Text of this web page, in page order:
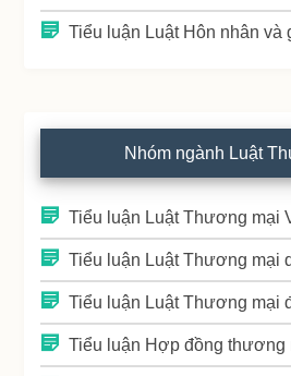
Tiểu luận Luật Hôn nhân và
Nhóm ngành Luật
Tiểu luận Luật Thương mại
Tiểu luận Luật Thương mại
Tiểu luận Luật Thương mại
Tiểu luận Hợp đồng thương